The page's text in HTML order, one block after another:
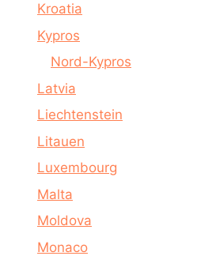
Kroatia
Kypros
Nord-Kypros
Latvia
Liechtenstein
Litauen
Luxembourg
Malta
Moldova
Monaco